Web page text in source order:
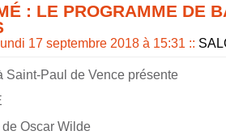
: LE PROGRAMME DE
17 septembre 2018 à 15:31 ::
Saint-Paul de Vence présente
Oscar Wilde